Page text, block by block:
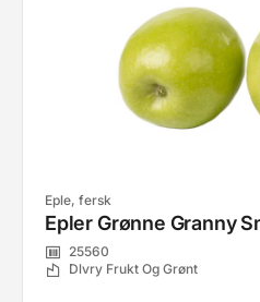
Eple, fersk
Epler Grønne Granny
25560
Dlvry Frukt Og Grønt